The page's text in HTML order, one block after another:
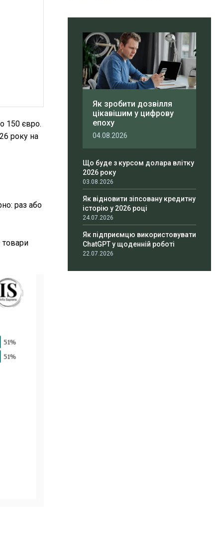
150 євро.
року на
раз або
товари
Як зробити дозвілля
цікавішим у цифрову
епоху
04.08.2026
Що буде з курсом долара влітку
2026 року
03.08.2026
Як відновити зіпсовану кредитну
історію у 2026 році
24.07.2026
Як підприємцю використовувати
ChatGPT у щоденній роботі
22.07.2026